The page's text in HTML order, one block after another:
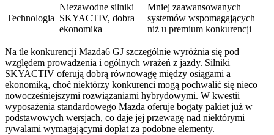
Technologia
Niezawodne silniki
SKYACTIV, dobra
ekonomika
Mniej zaawansowanych
systemów wspomagających
niż u premium konkurencji
Na tle konkurencji Mazda6 GJ szczególnie wyróżnia się pod
względem prowadzenia i ogólnych wrażeń z jazdy. Silniki
SKYACTIV oferują dobrą równowagę między osiągami a
ekonomiką, choć niektórzy konkurenci mogą pochwalić się nieco
nowocześniejszymi rozwiązaniami hybrydowymi. W kwestii
wyposażenia standardowego Mazda oferuje bogaty pakiet już w
podstawowych wersjach, co daje jej przewagę nad niektórymi
rywalami wymagającymi dopłat za podobne elementy.